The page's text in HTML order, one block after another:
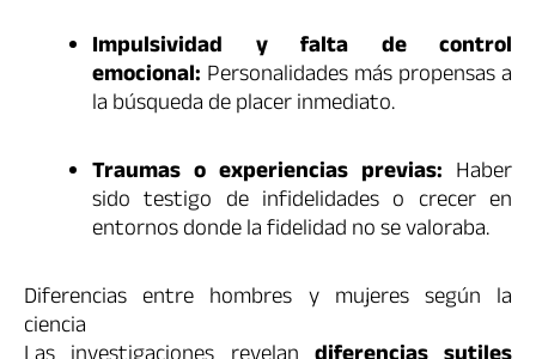
Impulsividad y falta de control
emocional: Personalidades más propensas a
la búsqueda de placer inmediato.
Traumas o experiencias previas: Haber
sido testigo de infidelidades o crecer en
entornos donde la fidelidad no se valoraba.
Diferencias entre hombres y mujeres según la
ciencia